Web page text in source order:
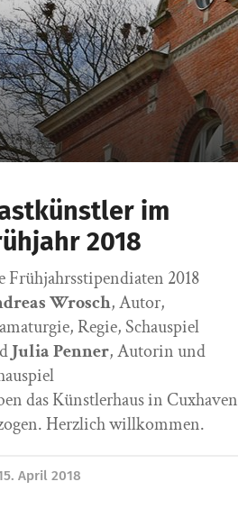
im
2018
Frühjahrsstipendiaten 2018
Wrosch, Autor,
Regie, Schauspiel
Julia Penner, Autorin und
das Künstlerhaus in Cuxhaven
Herzlich willkommen.
April 2018